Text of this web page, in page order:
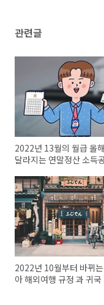
관련글
2022년 13월의 월급 올
달라지는 연말정산 소득
2022년 10월부터 바뀌
아 해외여행 규정 과 귀국